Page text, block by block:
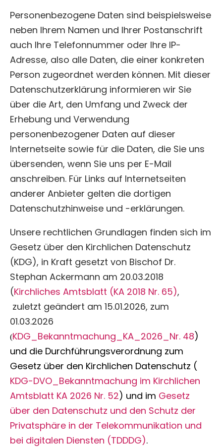
Personenbezogene Daten sind beispielsweise
neben Ihrem Namen und Ihrer Postanschrift
auch Ihre Telefonnummer oder Ihre IP-
Adresse, also alle Daten, die einer konkreten
Person zugeordnet werden können. Mit dieser
Datenschutzerklärung informieren wir Sie
über die Art, den Umfang und Zweck der
Erhebung und Verwendung
personenbezogener Daten auf dieser
Internetseite sowie für die Daten, die Sie uns
übersenden, wenn Sie uns per E-Mail
anschreiben. Für Links auf Internetseiten
anderer Anbieter gelten die dortigen
Datenschutzhinweise und -erklärungen.
Unsere rechtlichen Grundlagen finden sich im
Gesetz über den Kirchlichen Datenschutz
(KDG), in Kraft gesetzt von Bischof Dr.
Stephan Ackermann am 20.03.2018
(Kirchliches Amtsblatt (KA 2018 Nr. 65),
zuletzt geändert am 15.01.2026, zum
01.03.2026
(KDG_Bekanntmachung_KA_2026_Nr. 48)
und die Durchführungsverordnung zum
Gesetz über den Kirchlichen Datenschutz (
KDG-DVO_Bekanntmachung im Kirchlichen
Amtsblatt KA 2026 Nr. 52) und im Gesetz
über den Datenschutz und den Schutz der
Privatsphäre in der Telekommunikation und
bei digitalen Diensten (TDDDG).